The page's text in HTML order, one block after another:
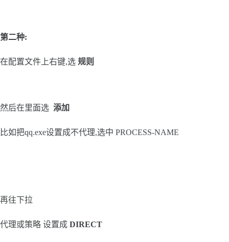
第二种:
在配置文件上右键,选 规则
然后在里面选 添加
比如把qq.exe设置成不代理,选中 PROCESS-NAME
再往下拉
代理或策略 设置成 DIRECT